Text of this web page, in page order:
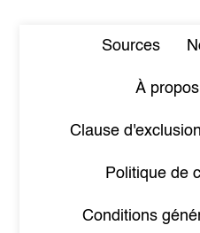
Sources
À
Clause
Politique de
Conditions